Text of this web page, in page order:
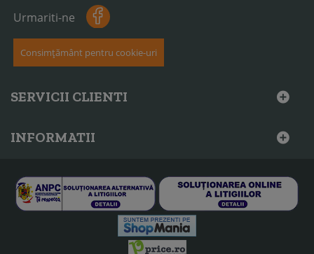
Urmariti-ne
Consimțământ pentru cookie-uri
SERVICII CLIENTI
INFORMATII